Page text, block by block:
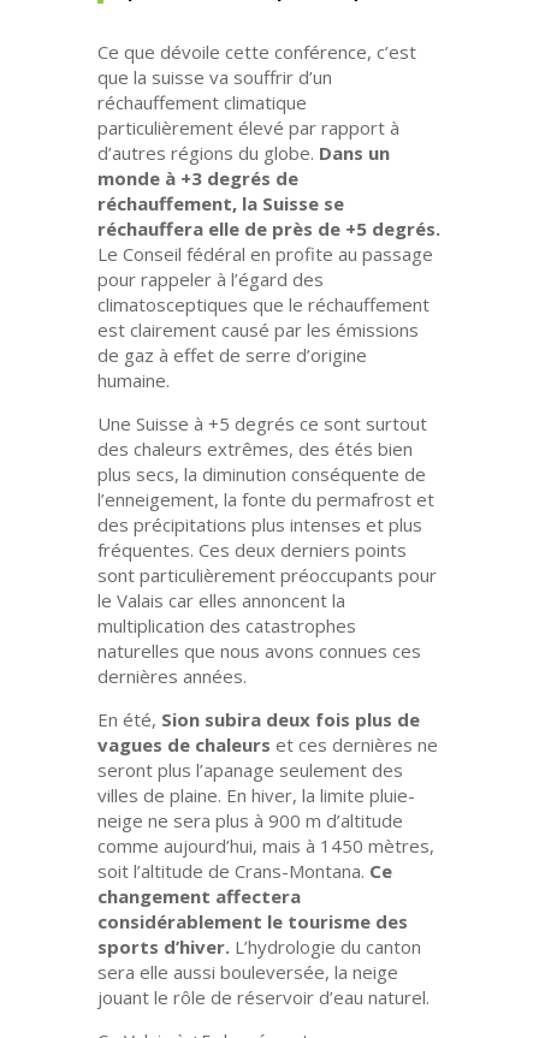
Ce que dévoile cette conférence, c’est
que la suisse va souffrir d’un
réchauffement climatique
particulièrement élevé par rapport à
d’autres régions du globe. Dans un
monde à +3 degrés de
réchauffement, la Suisse se
réchauffera elle de près de +5 degrés.
Le Conseil fédéral en profite au passage
pour rappeler à l’égard des
climatosceptiques que le réchauffement
est clairement causé par les émissions
de gaz à effet de serre d’origine
humaine.
Une Suisse à +5 degrés ce sont surtout
des chaleurs extrêmes, des étés bien
plus secs, la diminution conséquente de
l’enneigement, la fonte du permafrost et
des précipitations plus intenses et plus
fréquentes. Ces deux derniers points
sont particulièrement préoccupants pour
le Valais car elles annoncent la
multiplication des catastrophes
naturelles que nous avons connues ces
dernières années.
En été, Sion subira deux fois plus de
vagues de chaleurs et ces dernières ne
seront plus l’apanage seulement des
villes de plaine. En hiver, la limite pluie-
neige ne sera plus à 900 m d’altitude
comme aujourd’hui, mais à 1450 mètres,
soit l’altitude de Crans-Montana. Ce
changement affectera
considérablement le tourisme des
sports d’hiver.L’hydrologie du canton
sera elle aussi bouleversée, la neige
jouant le rôle de réservoir d’eau naturel.